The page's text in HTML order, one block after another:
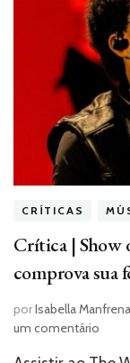
CRÍTICAS
Crítica | Show
comprova sua
porIsabella
um comentário